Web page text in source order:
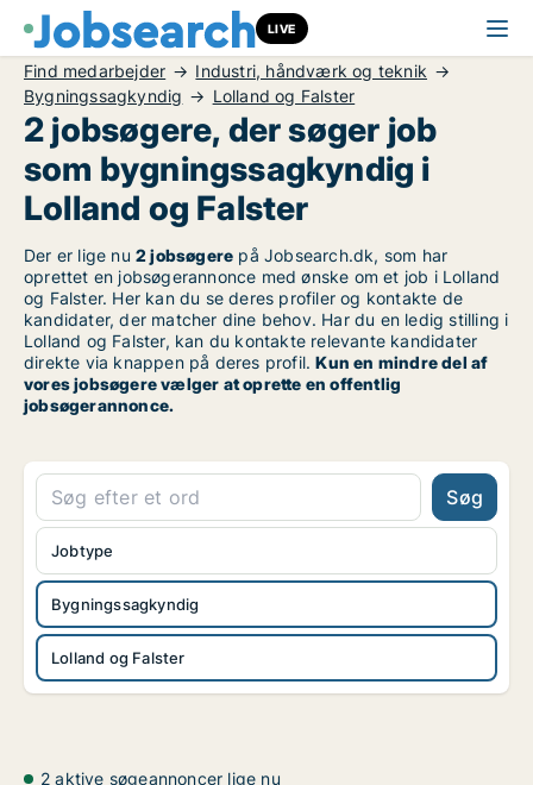
LIVE
Find medarbejder
Industri, håndværk og teknik
Bygningssagkyndig
Lolland og Falster
2 jobsøgere, der søger job
som bygningssagkyndig i
Lolland og Falster
Der er lige nu 2 jobsøgere på Jobsearch.dk, som har
oprettet en jobsøgerannonce med ønske om et job i Lolland
og Falster. Her kan du se deres profiler og kontakte de
kandidater, der matcher dine behov. Har du en ledig stilling i
Lolland og Falster, kan du kontakte relevante kandidater
direkte via knappen på deres profil.Kun en mindre del af
vores jobsøgere vælger at oprette en offentlig
jobsøgerannonce.
Søg
Bygningssagkyndig
Lolland og Falster
Jobtype
2 aktive søgeannoncer lige nu